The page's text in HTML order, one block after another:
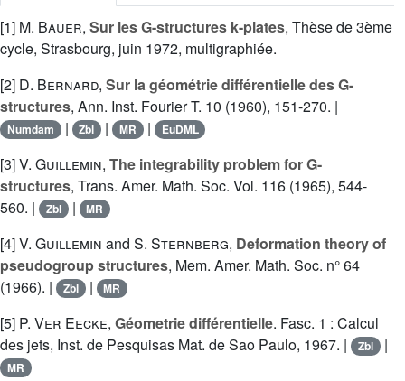
[1] M. Bauer, Sur les G-structures k-plates, Thèse de 3ème
cycle, Strasbourg, juin 1972, multigraphiée.
[2] D. Bernard, Sur la géométrie différentielle des G-
structures, Ann. Inst. Fourier T. 10 (1960), 151-270. |
Numdam | Zbl | MR | EuDML
[3]V. Guillemin, The integrability problem for G-
structures, Trans. Amer. Math. Soc. Vol. 116 (1965), 544-
560. |
Zbl | MR
[4]V. Guillemin and S. Sternberg, Deformation theory of
pseudogroup structures, Mem. Amer. Math. Soc. n° 64
(1966). |
Zbl | MR
[5] P. Ver Eecke, Géometrie différentielle. Fasc. 1 : Calcul
des jets, Inst. de Pesquisas Mat. de Sao Paulo, 1967. |
Zbl |
MR